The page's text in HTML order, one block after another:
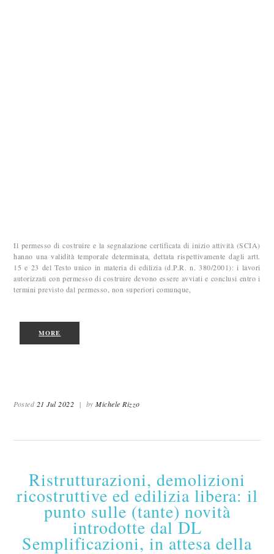
Il permesso di costruire e la segnalazione certificata di inizio attività (SCIA)
hanno una validità temporale determinata, dettata rispettivamente dagli artt.
15 e 23 del Testo unico in materia di edilizia (d.P.R. n. 380/2001): i lavori
autorizzati con permesso di costruire devono essere avviati e conclusi entro i
termini previsto dal permesso, non superiori comunque,
MORE
Posted21 Jul 2022 | byMichele Rizzo
Ristrutturazioni, demolizioni
ricostruttive ed edilizia libera: il
punto sulle (tante) novità
introdotte dal DL
Semplificazioni, in attesa della